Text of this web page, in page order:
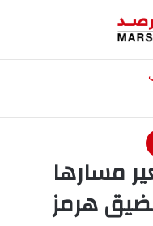
مسارها
هرمز